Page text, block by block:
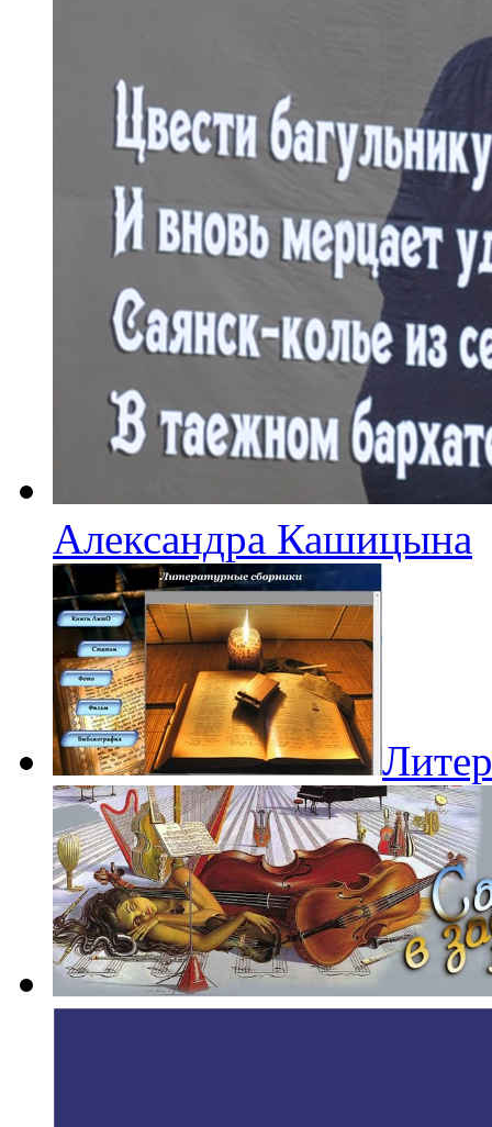
Александра Кашицына